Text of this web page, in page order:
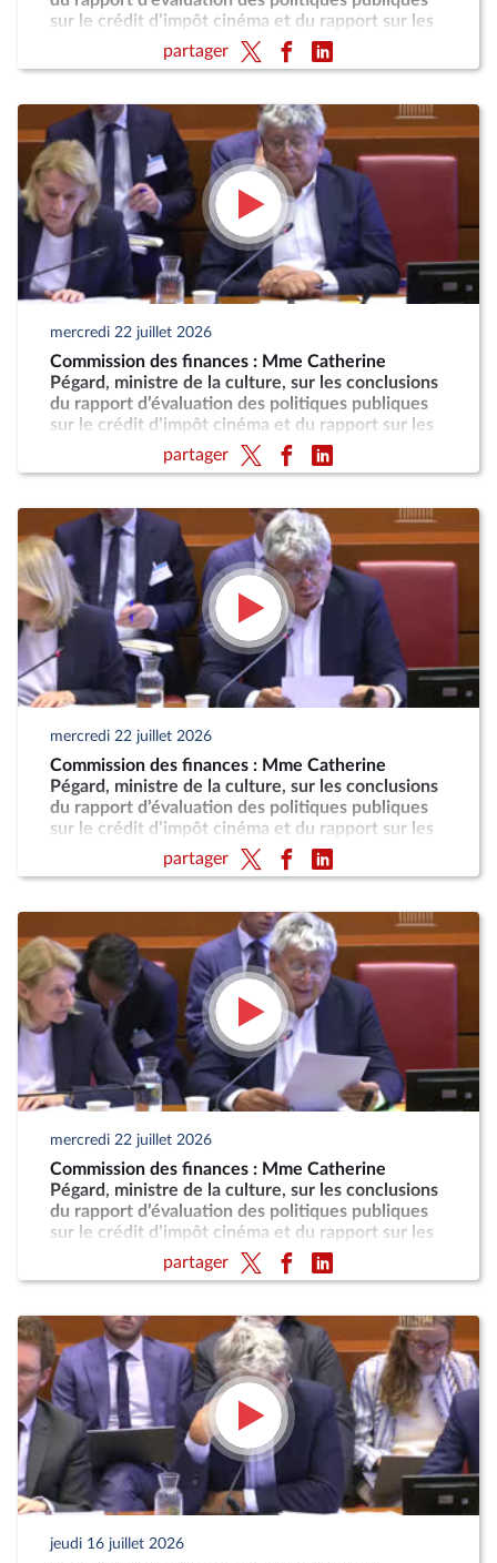
sur le crédit d’impôt cinéma et du rapport sur les
taxes sur les services vidéo
partager
mercredi 22 juillet 2026
Commission des finances : Mme Catherine
Pégard, ministre de la culture, sur les conclusions
du rapport d’évaluation des politiques publiques
sur le crédit d’impôt cinéma et du rapport sur les
taxes sur les services vidéo
partager
mercredi 22 juillet 2026
Commission des finances : Mme Catherine
Pégard, ministre de la culture, sur les conclusions
du rapport d’évaluation des politiques publiques
sur le crédit d’impôt cinéma et du rapport sur les
taxes sur les services vidéo
partager
mercredi 22 juillet 2026
Commission des finances : Mme Catherine
Pégard, ministre de la culture, sur les conclusions
du rapport d’évaluation des politiques publiques
sur le crédit d’impôt cinéma et du rapport sur les
taxes sur les services vidéo
partager
jeudi 16 juillet 2026